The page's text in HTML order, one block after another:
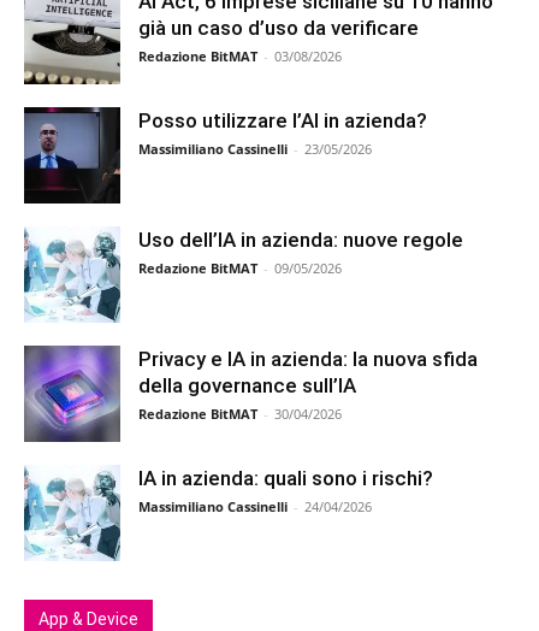
già un caso d’uso da verificare
Redazione BitMAT - 03/08/2026
Posso utilizzare l’AI in azienda?
Massimiliano Cassinelli - 23/05/2026
Uso dell’IA in azienda: nuove regole
Redazione BitMAT - 09/05/2026
Privacy e IA in azienda: la nuova sfida
della governance sull’IA
Redazione BitMAT - 30/04/2026
IA in azienda: quali sono i rischi?
Massimiliano Cassinelli - 24/04/2026
App & Device